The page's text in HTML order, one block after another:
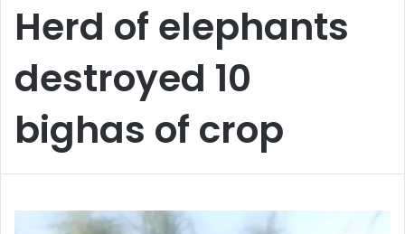
Herd of elephants
destroyed 10
bighas of crop